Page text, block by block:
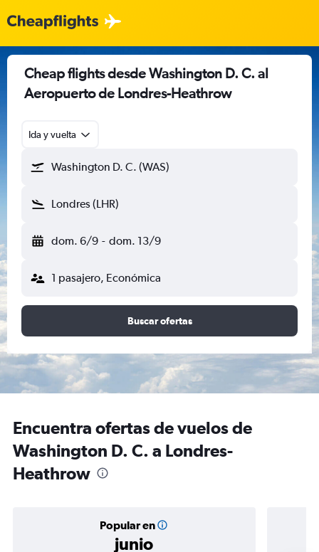
Cheap flights desde Washington D. C. al
Aeropuerto de Londres-Heathrow
Ida y vuelta
Washington D. C. (WAS)
Londres (LHR)
dom. 6/9 - dom. 13/9
1 pasajero, Económica
Buscar ofertas
Encuentra ofertas de vuelos de
Washington D. C. a Londres-
Heathrow
Popular en
junio